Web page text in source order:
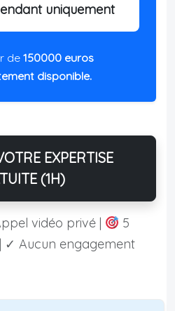
uniquement
de 150000 euros
disponible.
EXPERTISE
(1H)
vidéo privé |
5
✓ Aucun engagement